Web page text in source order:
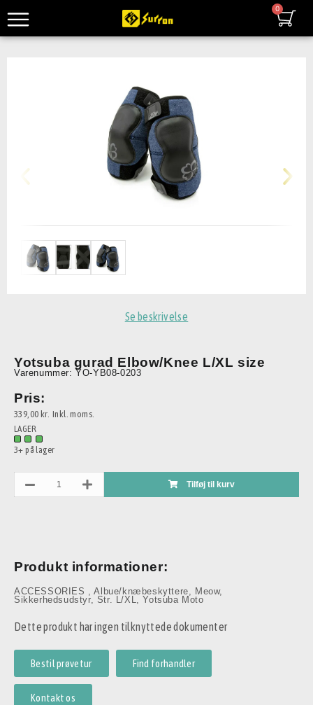
Se beskrivelse
Yotsuba gurad Elbow/Knee L/XL size
Varenummer: YO-YB08-0203
Pris:
339,00 kr. Inkl. moms.
LAGER
3+ på lager
Tilføj til kurv
Produkt informationer:
ACCESSORIES ,Albue/knæbeskyttere, Meow,
Sikkerhedsudstyr, Str. L/XL,Yotsuba Moto
Dette produkt har ingen tilknyttede dokumenter
Bestil prøvetur Find forhandler
Kontakt os